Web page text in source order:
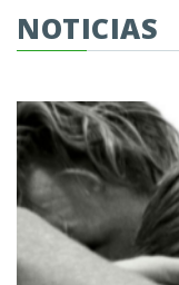
NOTICIAS